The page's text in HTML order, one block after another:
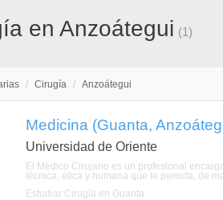
en Anzoátegui (1)
/ Cirugía / Anzoátegui
Medicina (Guanta,
Universidad de Oriente
El Médico Cirujano es un profesional
técnica, ética y humana que le permita, de
Estudiar Cirugía en Guanta